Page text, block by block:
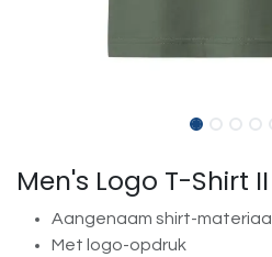
Men's Logo T-Shirt II
Aangenaam shirt-materiaal
Met logo-opdruk